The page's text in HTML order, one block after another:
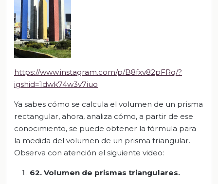
https://www.instagram.com/p/B8fxv82pFRq/?
igshid=1dwk74w3v7iuo
Ya sabes cómo se calcula el volumen de un prisma
rectangular, ahora, analiza cómo, a partir de ese
conocimiento, se puede obtener la fórmula para
la medida del volumen de un prisma triangular.
Observa con atención el siguiente video:
62. Volumen de prismas triangulares.